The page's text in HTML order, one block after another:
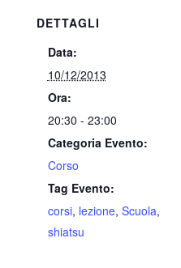
DETTAGLI
Data:
10/12/2013
Ora:
20:30 - 23:00
Categoria Evento:
Corso
Tag Evento:
corsi, lezione, Scuola,
shiatsu